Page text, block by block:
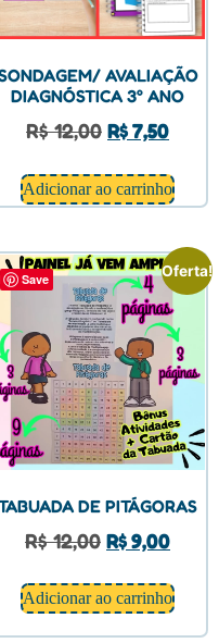
AVALIAÇÃO
DIAGNÓSTICA 3° ANO
R$12,00 R$7,50
Adicionar ao carrinho
Save Oferta!
DE PITÁGORAS
R$12,00 R$9,00
Adicionar ao carrinho